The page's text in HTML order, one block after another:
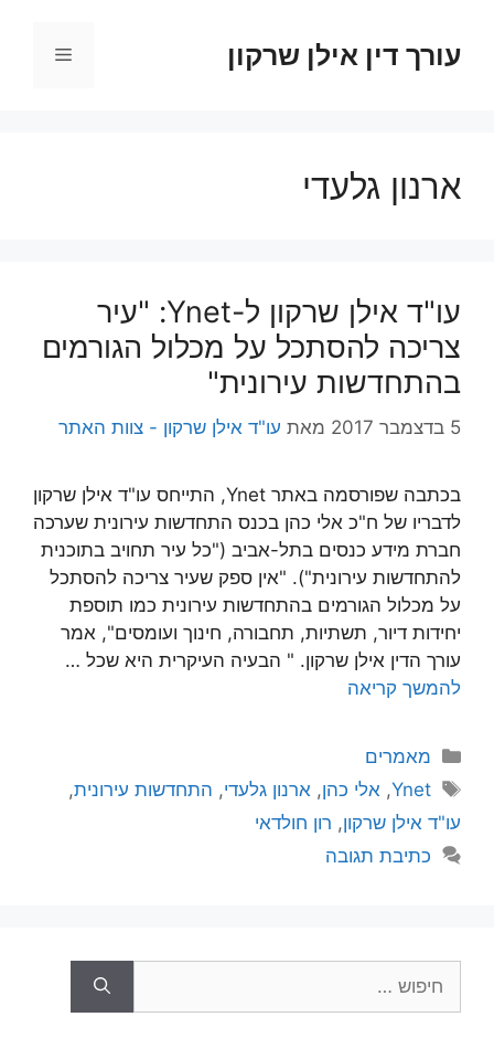
עורך דין אילן שרקון תפריט
ארנון גלעדי
עו"ד אילן שרקון ל-Ynet: "עיר
צריכה להסתכל על מכלול הגורמים
בהתחדשות עירונית"
5 בדצמבר 2017 מאת עו"ד אילן שרקון - צוות האתר
בכתבה שפורסמה באתר Ynet, התייחס עו"ד אילן שרקון
לדבריו של ח"כ אלי כהן בכנס התחדשות עירונית שערכה
חברת מידע כנסים בתל-אביב ("כל עיר תחויב בתוכנית
להתחדשות עירונית"). "אין ספק שעיר צריכה להסתכל
על מכלול הגורמים בהתחדשות עירונית כמו תוספת
יחידות דיור, תשתיות, תחבורה, חינוך ועומסים", אמר
עורך הדין אילן שרקון. " הבעיה העיקרית היא שכל …
להמשך קריאה
קטגוריות
מאמרים
תגיות
Ynet
, אלי כהן, ארנון גלעדי, התחדשות עירונית,
עו"ד אילן שרקון, רון חולדאי
כתיבת תגובה